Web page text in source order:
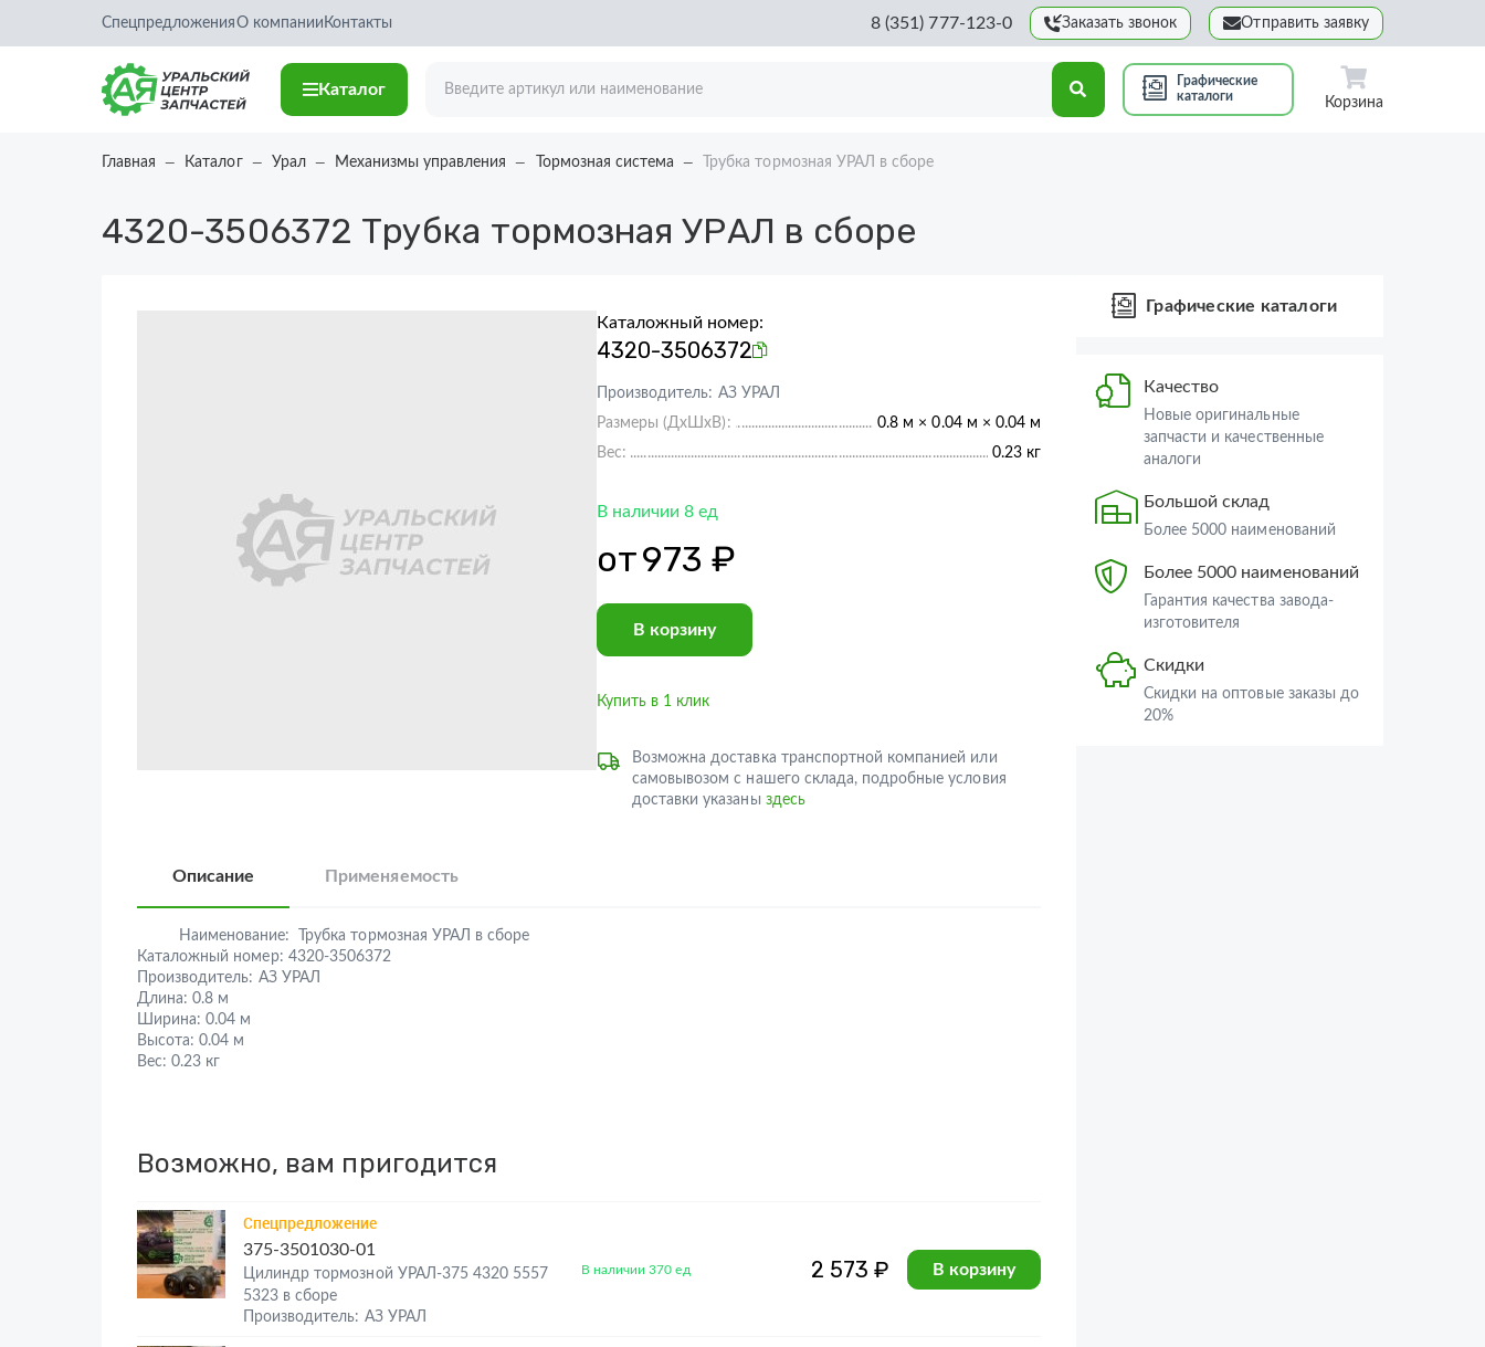
СпецпредложенияО компании Контакты 8 (351) 777-123-0 Заказать звонок Отправить заявку
Каталог
Графические
каталоги
Корзина
Главная Каталог Урал Механизмы управления Тормозная система Трубка тормозная УРАЛ в сборе
4320-3506372 Трубка тормозная УРАЛ в сборе
Каталожный номер:
4320-3506372
Производитель: АЗ УРАЛ
Размеры (ДхШхВ):
0.8 м × 0.04 м × 0.04 м
Вес:
0.23 кг
В наличии 8 ед
от973 ₽
В корзину
Купить в 1 клик
Возможна доставка транспортной компанией или
самовывозом с нашего склада, подробные условия
доставки указаны здесь
Описание Применяемость
Наименование:
Трубка тормозная УРАЛ в сборе
Каталожный номер: 4320-3506372
Производитель: АЗ УРАЛ
Длина: 0.8 м
Ширина: 0.04 м
Высота: 0.04 м
Вес: 0.23 кг
Возможно, вам пригодится
Спецпредложение
375-3501030-01
Цилиндр тормозной УРАЛ-375 4320 5557
5323 в сборе
Производитель: АЗ УРАЛ
В наличии 370 ед 2 573 ₽ В корзину
Графические каталоги
Качество
Новые оригинальные
запчасти и качественные
аналоги
Большой склад
Более 5000 наименований
Более 5000 наименований
Гарантия качества завода-
изготовителя
Скидки
Скидки на оптовые заказы до
20%